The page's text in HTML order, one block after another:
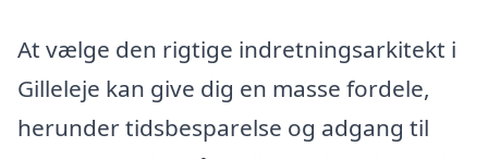
At vælge den rigtige indretningsarkitekt i
Gilleleje kan give dig en masse fordele,
herunder tidsbesparelse og adgang til